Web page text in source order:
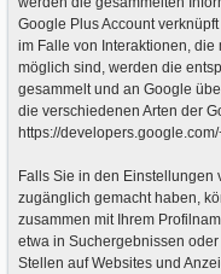
Google Plus Account
im Falle von Interaktionen,
möglich sind, werden die
gesammelt und an Google
die verschiedenen Arten der
https://
Falls Sie in den Einstellungen
zugänglich gemacht haben,
zusammen mit Ihrem
etwa in Suchergebnissen
Stellen auf Websites und